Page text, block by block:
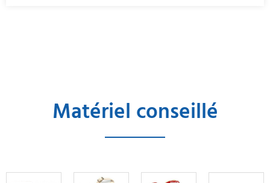
Matériel conseillé